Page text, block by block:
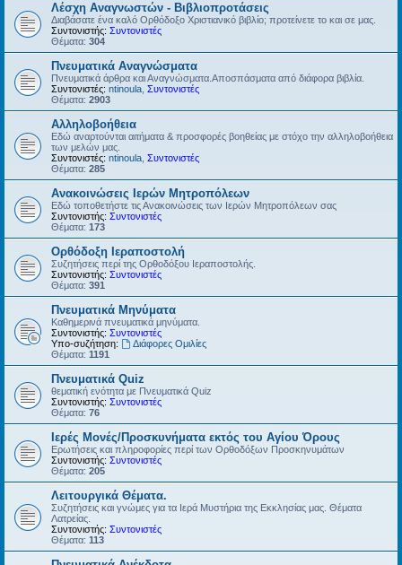
Λέσχη Αναγνωστών - Βιβλιοπροτάσεις
Διαβάσατε ένα καλό Ορθόδοξο Χριστιανικό βιβλίο; προτείνετε το και σε μας.
Συντονιστής: Συντονιστές
Θέματα: 304
Πνευματικά Αναγνώσματα
Πνευματικά άρθρα και Αναγνώσματα.Αποσπάσματα από διάφορα βιβλία.
Συντονιστές: ntinoula Συντονιστές
Θέματα: 2903
Αλληλοβοήθεια
Εδώ αναρτούνται αιτήματα & προσφορές βοηθείας με στόχο την αλληλοβοήθεια
των μελών μας.
Συντονιστές: ntinoula Συντονιστές
Θέματα: 285
Ανακοινώσεις Ιερών Μητροπόλεων
Εδώ τοποθετήστε τις Ανακοινώσεις των Ιερών Μητροπόλεων σας
Συντονιστής: Συντονιστές
Θέματα: 173
Ορθόδοξη Ιεραποστολή
Συζητήσεις περί της Ορθοδόξου Ιεραποστολής.
Συντονιστής: Συντονιστές
Θέματα: 391
Πνευματικά Μηνύματα
Καθημερινά πνευματικά μηνύματα.
Συντονιστής: Συντονιστές
Υπο-συζήτηση:
Διάφορες Ομιλίες
Θέματα: 1191
Πνευματικά Quiz
θεματική ενότητα με Πνευματικά Quiz
Συντονιστής: Συντονιστές
Θέματα: 76
Ιερές Μονές/Προσκυνήματα εκτός του Αγίου Όρους
Ερωτήσεις και πληροφορίες περί των Ορθοδόξων Προσκηνυμάτων
Συντονιστής: Συντονιστές
Θέματα: 205
Λειτουργικά Θέματα.
Συζητήσεις και γνώμες για τα Ιερά Μυστήρια της Εκκλησίας μας. Θέματα
Λατρείας.
Συντονιστής: Συντονιστές
Θέματα: 113